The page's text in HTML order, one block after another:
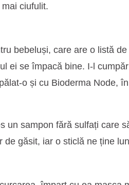
ciufulit.
bebeluși, care are o listă
ei se împacă bine. I-l
o și cu Bioderma Node,
un sampon fără sulfați care
găsit, iar o sticlă ne ține